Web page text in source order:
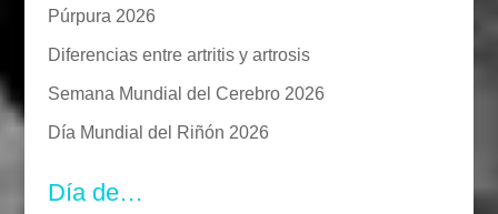
Púrpura 2026
Diferencias entre artritis y artrosis
Semana Mundial del Cerebro 2026
Día Mundial del Riñón 2026
Día de…